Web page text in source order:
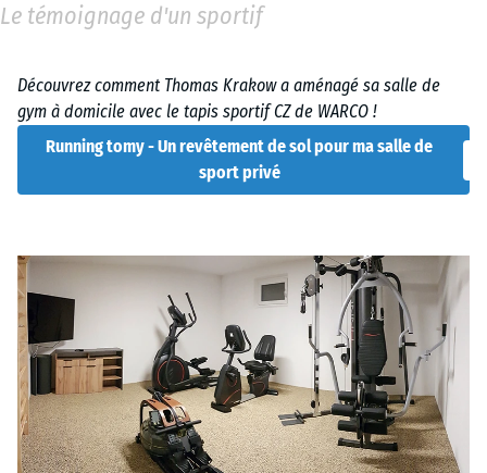
Le témoignage d'un sportif
Découvrez comment Thomas Krakow a aménagé sa salle de
gym à domicile avec le tapis sportif CZ de WARCO !
Running tomy - Un revêtement de sol pour ma salle de
sport privé